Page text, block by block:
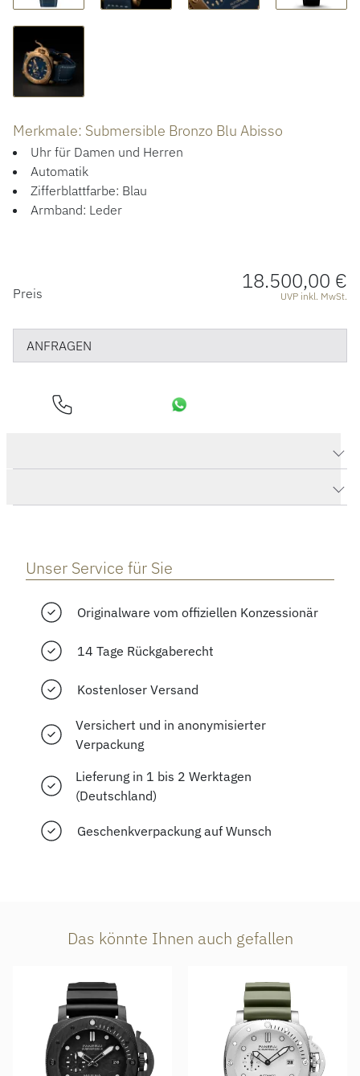
Merkmale: Submersible Bronzo Blu Abisso
Uhr für Damen und Herren
Automatik
Zifferblattfarbe: Blau
Armband: Leder
PREISINFORMATIONEN
Preis 18.500,00 €
UVP inkl. MwSt.
ANFRAGEN
Unser Service für Sie
Originalware vom offiziellen Konzessionär
14 Tage Rückgaberecht
Kostenloser Versand
Versichert und in anonymisierter
Verpackung
Lieferung in 1 bis 2 Werktagen
(Deutschland)
Geschenkverpackung auf Wunsch
Das könnte Ihnen auch gefallen